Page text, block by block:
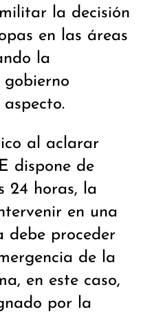
la decisión
en las áreas
la
gobierno
al aclarar
dispone de
24 horas, la
en una
debe proceder
de la
en este caso,
por la